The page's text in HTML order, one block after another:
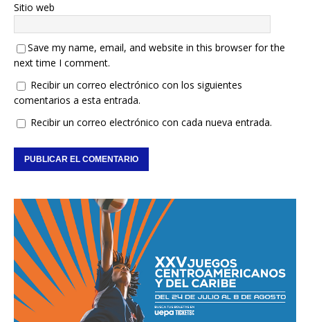
Sitio web
Save my name, email, and website in this browser for the
next time I comment.
Recibir un correo electrónico con los siguientes
comentarios a esta entrada.
Recibir un correo electrónico con cada nueva entrada.